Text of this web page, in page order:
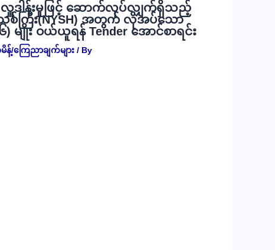
လှူဒါန်းမှုဖြင့် ဆောက်လုပ်လျှက်ရှိသည့်
ကြီး(NYSH) အတွက် လိုအပ်သော
မျိုး ဝယ်ယူရန် Tender အောင်စာရင်း
န့်/ကြေညာချက်များ/ By